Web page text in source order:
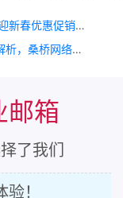
销，尽享超值优惠
迎新春优惠促销中
邮箱
了我们
！